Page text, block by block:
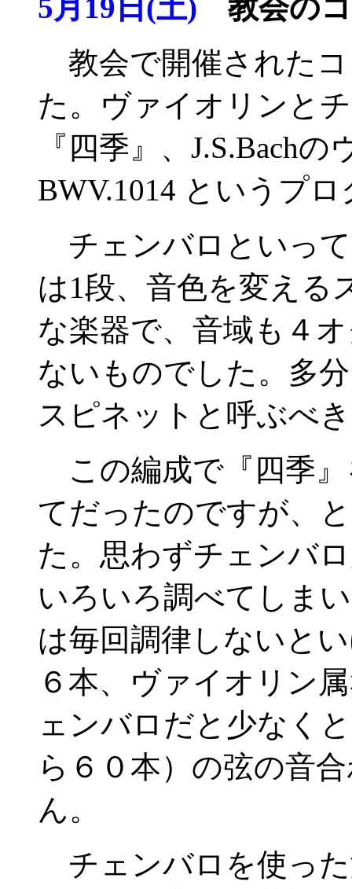
5月19日(土) 教会の
教会で開催された
た。ヴァイオリンと
『四季』、J.S.Bach
BWV.1014 というプ
チェンバロといっ
は1段、音色を変える
な楽器で、音域も４
ないものでした。多
スピネットと呼ぶべ
この編成で『四季
てだったのですが、
た。思わずチェンバ
いろいろ調べてしま
は毎回調律しないと
６本、ヴァイオリン
ェンバロだと少なく
ら６０本）の弦の音
ん。
チェンバロを使っ